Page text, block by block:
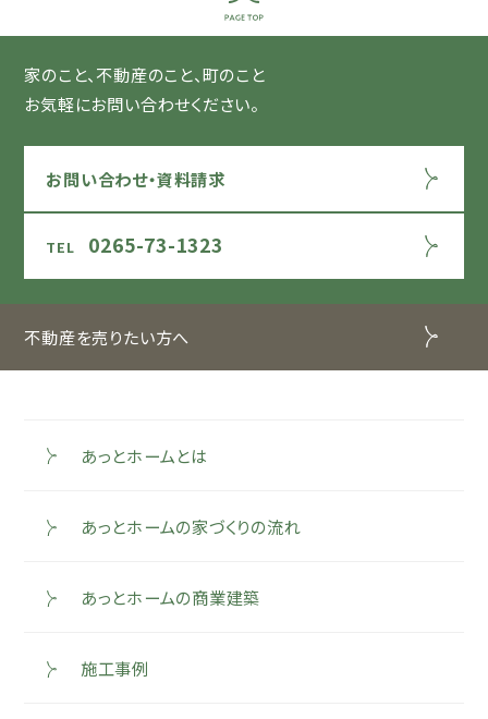
家のこと、不動産のこと、町のこと
お気軽にお問い合わせください。
お問い合わせ・資料請求
0265-73-1323
不動産を売りたい方へ
あっとホームとは
あっとホームの家づくりの流れ
あっとホームの商業建築
施工事例